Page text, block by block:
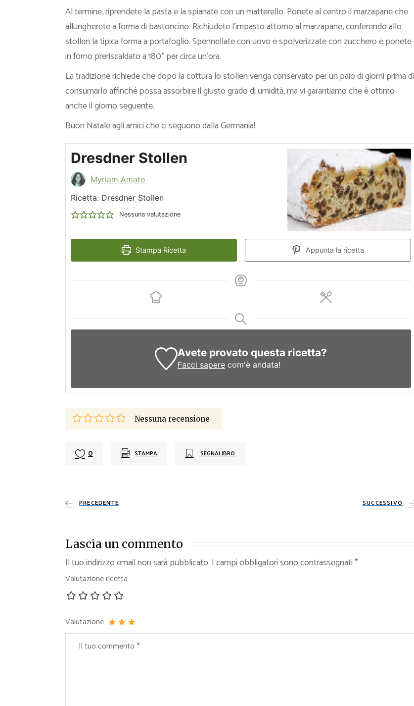
Al termine, riprendete la pasta e la spianate con un matterello. Ponete al centro il marzapane che
allungherete a forma di bastoncino. Richiudete l’impasto attorno al marzapane, conferendo allo
stollen la tipica forma a portafoglio. Spennellate con uovo e spolverizzate con zucchero e ponete
in forno preriscaldato a 180° per circa un’ora.
La tradizione richiede che dopo la cottura lo stollen venga conservato per un paio di giorni prima di
consumarlo affinché possa assorbire il giusto grado di umidità, ma vi garantiamo che è ottimo
anche il giorno seguente.
Buon Natale agli amici che ci seguono dalla Germania!
Dresdner Stollen
Myriam Amato
Ricetta: Dresdner Stollen
Nessuna valutazione
Stampa Ricetta Appunta la ricetta
Avete provato questa ricetta?
Facci saperecom'è andata!
Nessuna recensione
0 STAMPA SEGNALIBRO
PRECEDENTE SUCCESSIVO
Lascia un commento
Il tuo indirizzo email non sarà pubblicato. I campi obbligatori sono contrassegnati*
Valutazione ricetta
Valutazione